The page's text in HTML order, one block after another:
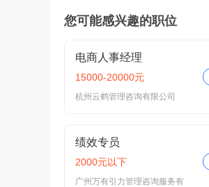
您可能感兴趣的职位
电商人事经理
15000-20000元
杭州云鹤管理咨询有限公司
绩效专员
2000元以下
广州万有引力管理咨询服务有